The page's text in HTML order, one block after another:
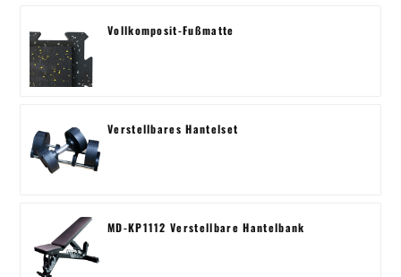
Vollkomposit-Fußmatte
Verstellbares Hantelset
MD-KP1112 Verstellbare Hantelbank